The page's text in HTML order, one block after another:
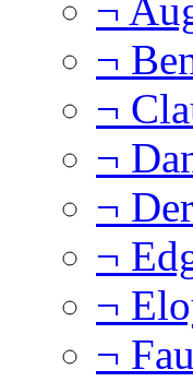
¬
¬
¬
¬
¬
¬
¬
¬